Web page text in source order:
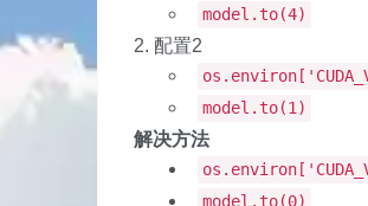
model.to(4)
配置2
model.to(1)
解决方法
model.to(0)